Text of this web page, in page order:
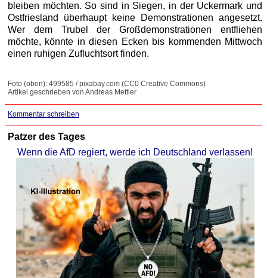
bleiben möchten. So sind in Siegen, in der Uckermark und
Ostfriesland überhaupt keine Demonstrationen angesetzt.
Wer dem Trubel der Großdemonstrationen entfliehen
möchte, könnte in diesen Ecken bis kommenden Mittwoch
einen ruhigen Zufluchtsort finden.
Foto (oben): 499585 / pixabay.com (CC0 Creative Commons)
Artikel geschrieben von Andreas Mettler
Kommentar schreiben
Patzer des Tages
Wenn die AfD regiert, werde ich Deutschland verlassen!